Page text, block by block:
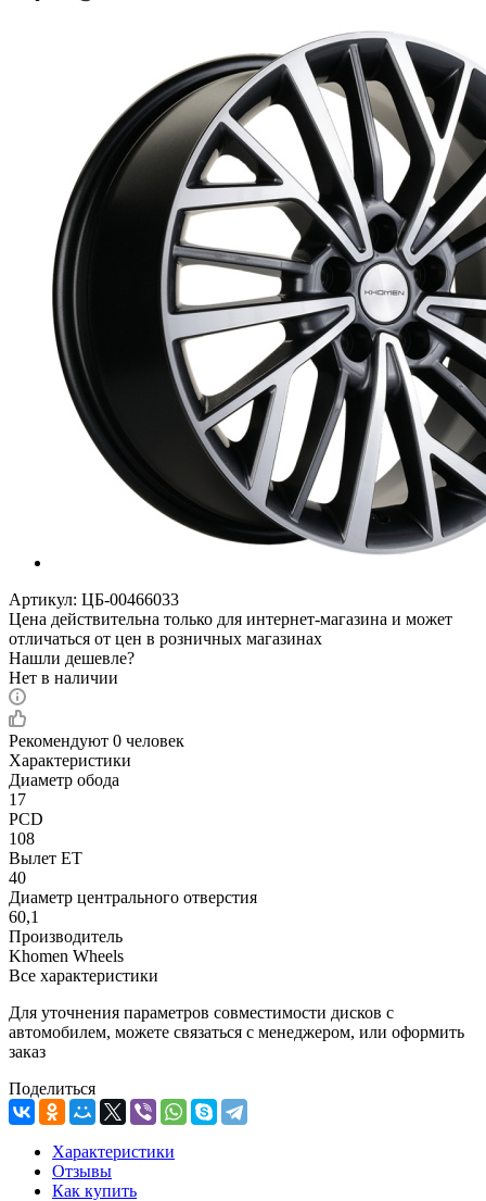
Артикул: ЦБ-00466033
Цена действительна только для интернет-магазина и может
отличаться от цен в розничных магазинах
Нашли дешевле?
Нет в наличии
Рекомендуют 0 человек
Характеристики
Диаметр обода
17
PCD
108
Вылет ET
40
Диаметр центрального отверстия
60,1
Производитель
Khomen Wheels
Все характеристики
Для уточнения параметров совместимости дисков с
автомобилем, можете связаться с менеджером, или оформить
заказ
Поделиться
Характеристики
Отзывы
Как купить